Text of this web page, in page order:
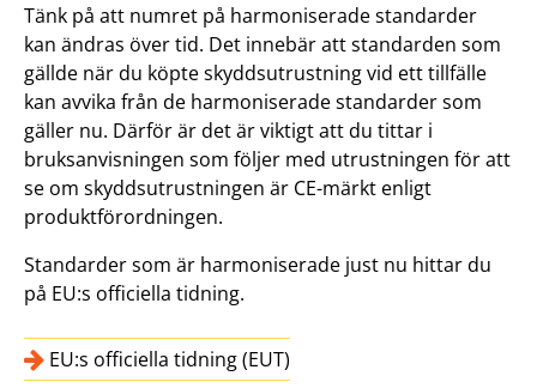
Tänk på att numret på harmoniserade standarder
kan ändras över tid. Det innebär att standarden som
gällde när du köpte skyddsutrustning vid ett tillfälle
kan avvika från de harmoniserade standarder som
gäller nu. Därför är det är viktigt att du tittar i
bruksanvisningen som följer med utrustningen för att
se om skyddsutrustningen är CE-märkt enligt
produktförordningen.
Standarder som är harmoniserade just nu hittar du
på EU:s officiella tidning.
EU:s officiella tidning (EUT)